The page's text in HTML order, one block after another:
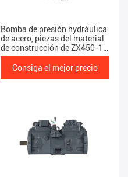
Bomba de presión hydráulica
de acero, piezas del material
de construcción de ZX450-1
Hitachi los 71.1*45*37CM
Consiga el mejor precio